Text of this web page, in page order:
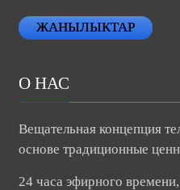
ЖАНЫЛЫКТАР
О НАС
Вещательная концепция
основе традиционные
24 часа эфирного